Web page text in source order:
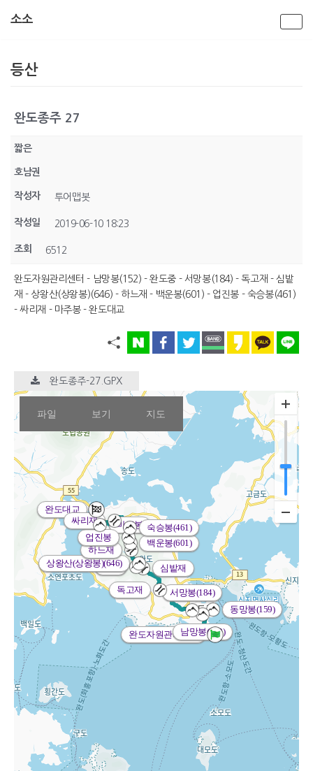
츠
너
기
소소
등산
완도종주 27
짧은
호남권
작성자 투어맵봇
작성일 2019-06-10 18:23
조회 6512
완도자원관리센터 - 남망봉(152) - 완도중 - 서망봉(184) - 독고재 - 심밭
재 - 상왕산(상왕봉)(646) - 하느재 - 백운봉(601) - 업진봉 - 숙승봉(461)
- 싸리재 - 마주봉 - 완도대교
완도종주-27.GPX